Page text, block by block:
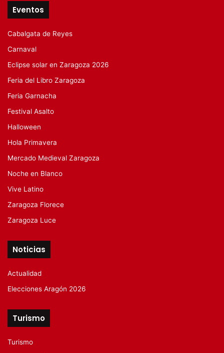
Eventos
Cabalgata de Reyes
Carnaval
Eclipse solar en Zaragoza 2026
Feria del Libro Zaragoza
Feria Garnacha
Festival Asalto
Halloween
Hola Primavera
Mercado Medieval Zaragoza
Noche en Blanco
Vive Latino
Zaragoza Florece
Zaragoza Luce
Noticias
Actualidad
Elecciones Aragón 2026
Turismo
Turismo